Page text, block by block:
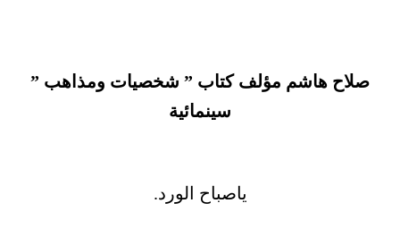
صلاح هاشم مؤلف كتاب ” شخصيات ومذاهب ”
سينمائية
ياصباح الورد.